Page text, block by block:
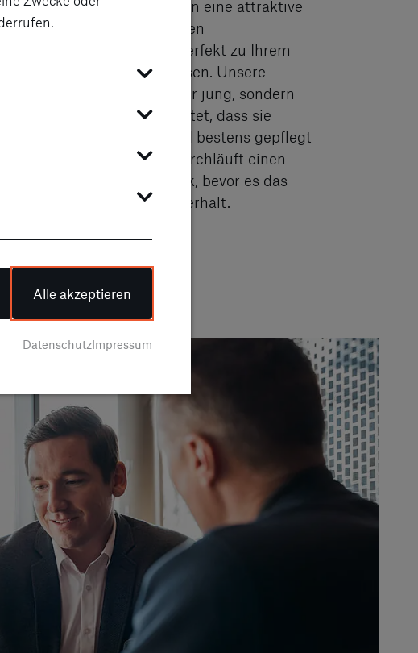
Jung@smart bietet Ihnen eine attraktive
Auswahl an hochwertigen
Gebrauchtwagen, die perfekt zu Ihrem
urbanen Lebensstil passen. Unsere
Fahrzeuge sind nicht nur jung, sondern
auch smart – das bedeutet, dass sie
modern, zuverlässig und bestens gepflegt
sind. Jedes Fahrzeug durchläuft einen
strengen Qualitätscheck, bevor es das
Jung@smart-Zertifikat erhält.
Alle akzeptieren
DatenschutzImpressum